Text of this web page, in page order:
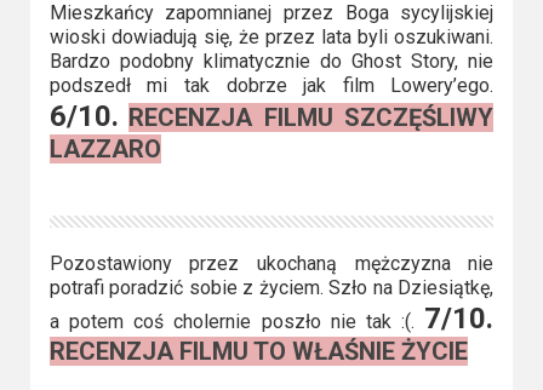
Mieszkańcy zapomnianej przez Boga sycylijskiej
wioski dowiadują się, że przez lata byli oszukiwani.
Bardzo podobny klimatycznie do Ghost Story, nie
podszedł mi tak dobrze jak film Lowery’ego.
6/10. RECENZJA FILMU SZCZĘŚLIWY
LAZZARO
Pozostawiony przez ukochaną mężczyzna nie
potrafi poradzić sobie z życiem. Szło na Dziesiątkę,
a potem coś cholernie poszło nie tak :(. 7/10.
RECENZJA FILMU TO WŁAŚNIE ŻYCIE